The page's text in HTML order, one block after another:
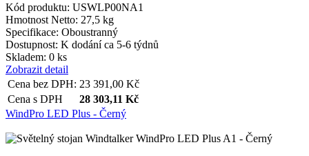
Kód produktu: USWLP00NA1
Hmotnost Netto: 27,5 kg
Specifikace: Oboustranný
Dostupnost: K dodání ca 5-6 týdnů
Skladem: 0 ks
Zobrazit detail
Cena bez DPH: 23 391,00 Kč
Cena s DPH
28 303,11 Kč
WindPro LED Plus - Černý